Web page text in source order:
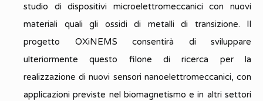
studio di dispositivi microelettromeccanici con nuovi
materiali quali gli ossidi di metalli di transizione. Il
progetto OXiNEMS consentirà di sviluppare
ulteriormente questo filone di ricerca per la
realizzazione di nuovi sensori nanoelettromeccanici, con
applicazioni previste nel biomagnetismo e in altri settori